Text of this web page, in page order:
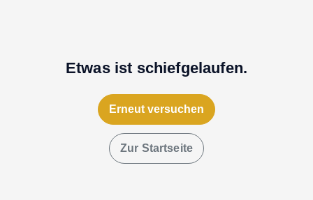
Etwas ist schiefgelaufen.
Erneut versuchen
Zur Startseite